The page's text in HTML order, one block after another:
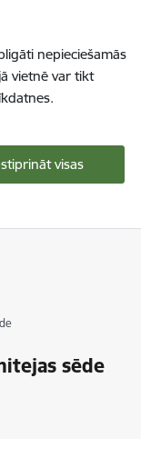
nepieciešamās
vietnē var tikt
visas
sēde